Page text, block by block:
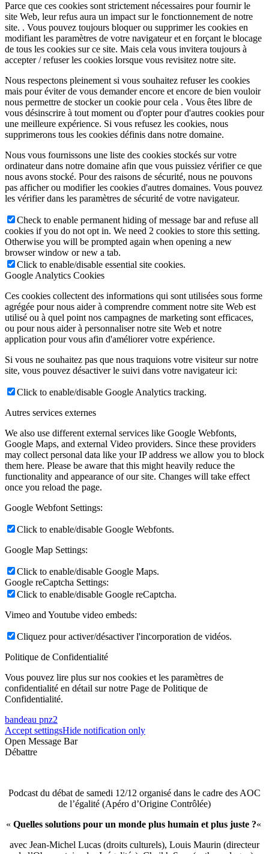
Parce que ces cookies sont strictement nécessaires pour fournir le
site Web, leur refus aura un impact sur le fonctionnement de notre
site. . Vous pouvez toujours bloquer ou supprimer les cookies en
modifiant les paramètres de votre navigateur et en forçant le blocage
de tous les cookies sur ce site. Mais cela vous invitera toujours à
accepter / refuser les cookies lorsque vous revisitez notre site.
Nous respectons pleinement si vous souhaitez refuser les cookies
mais pour éviter de vous demander encore et encore de bien vouloir
nous permettre de stocker un cookie pour cela . Vous êtes libre de
vous désinscrire à tout moment ou d'opter pour d'autres cookies pour
une meilleure expérience. Si vous refusez les cookies, nous
supprimerons tous les cookies définis dans notre domaine.
Nous vous fournissons une liste des cookies stockés sur votre
ordinateur dans notre domaine afin que vous puissiez vérifier ce que
nous avons stocké. Pour des raisons de sécurité, nous ne pouvons
pas afficher ou modifier les cookies d'autres domaines. Vous pouvez
les vérifier dans les paramètres de sécurité de votre navigateur.
Check to enable permanent hiding of message bar and refuse all
cookies if you do not opt in. We need 2 cookies to store this setting.
Otherwise you will be prompted again when opening a new
browser window or new a tab.
Click to enable/disable essential site cookies.
Google Analytics Cookies
Ces cookies collectent des informations qui sont utilisées sous forme
agrégée pour nous aider à comprendre comment notre site Web est
utilisé ou à quel point nos campagnes de marketing sont efficaces,
ou pour nous aider à personnaliser notre site Web et notre
application pour vous afin d'améliorer votre expérience.
Si vous ne souhaitez pas que nous traquions votre visiteur sur notre
site, vous pouvez désactiver le suivi dans votre navigateur ici:
Click to enable/disable Google Analytics tracking.
Autres services externes
We also use different external services like Google Webfonts,
Google Maps, and external Video providers. Since these providers
may collect personal data like your IP address we allow you to block
them here. Please be aware that this might heavily reduce the
functionality and appearance of our site. Changes will take effect
once you reload the page.
Google Webfont Settings:
Click to enable/disable Google Webfonts.
Google Map Settings:
Click to enable/disable Google Maps.
Google reCaptcha Settings:
Click to enable/disable Google reCaptcha.
Vimeo and Youtube video embeds:
Cliquez pour activer/désactiver l'incorporation de vidéos.
Politique de Confidentialité
Vous pouvez lire plus sur nos cookies et les paramètres de
confidentialité en détail sur notre Page de Politique de
Confidentialité.
bandeau pnz2
Accept settingsHide notification only
Open Message Bar
Débattre
Podcast du débat de samedi 12/12 organisé dans le cadre des AOC
de l’égalité (Apéro d’Origine Contrôlée)
« Quelles solutions pour un monde plus humain et plus juste ?«
avec Jean-Michel Lucas (droits culturels), Louis Maurin (directeur